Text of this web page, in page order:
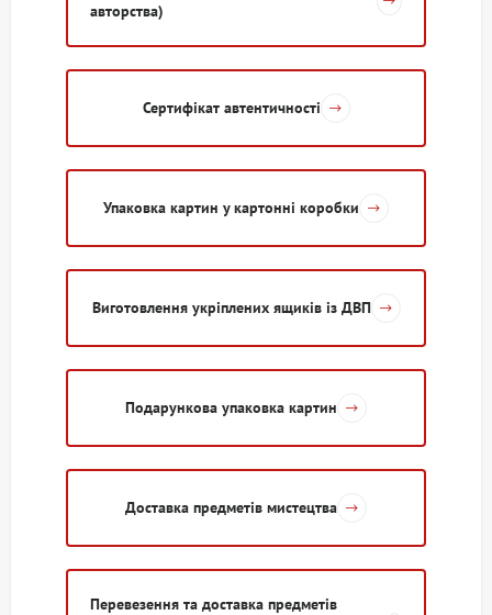
авторства)
Сертифікат автентичності
Упаковка картин у картонні коробки
Виготовлення укріплених ящиків із ДВП
Подарункова упаковка картин
Доставка предметів мистецтва
Перевезення та доставка предметів